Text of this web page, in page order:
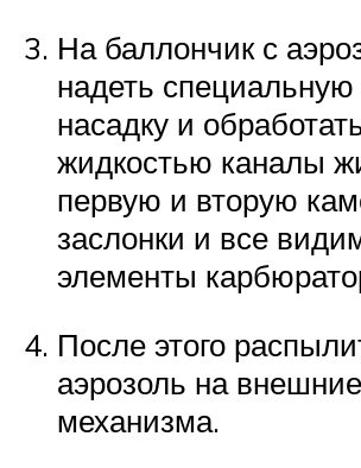
На баллончик с
надеть специальную
насадку и
жидкостью каналы
первую и вторую
заслонки и все
элементы
После этого
аэрозоль на
механизма.